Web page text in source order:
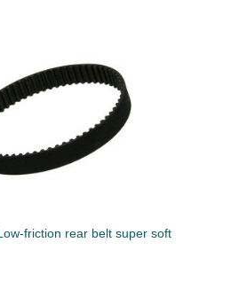
friction rear belt super soft